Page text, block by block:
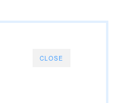
CLOSE